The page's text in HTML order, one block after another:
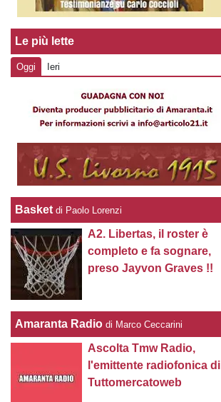
Le più lette
Oggi Ieri
Basket di Paolo Lorenzi
A2. Libertas, il roster è
completo e fa sognare,
preso Jayvon Graves !!
Amaranta Radio di Marco Ceccarini
Ascolta Tmw Radio,
l'emittente radiofonica di
Tuttomercatoweb